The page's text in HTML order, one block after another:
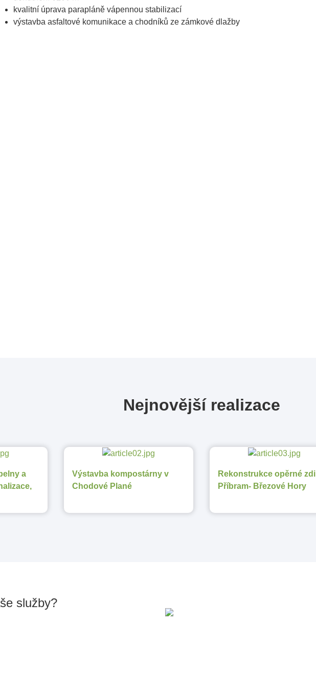
kvalitní úprava parapláně vápennou stabilizací
výstavba asfaltové komunikace a chodníků ze zámkové dlažby
Nejnovější realizace
a
Výstavba kompostárny v
Chodové Plané
Rekonstrukce opěrné zdi
Příbram- Březové Hory
služby?